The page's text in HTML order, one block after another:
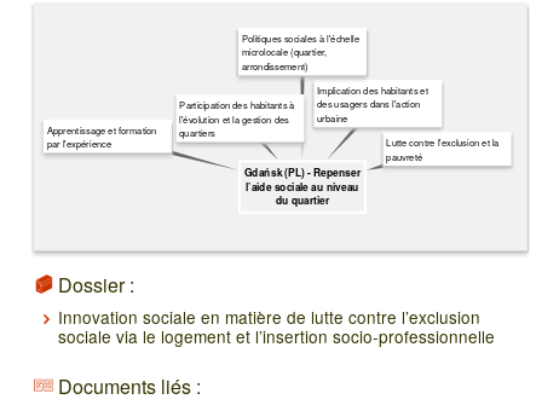
Gdańsk (PL) - Repenser
l’aide sociale au niveau
du quartier
Lutte contre l'exclusion et la
pauvreté
Implication des habitants et
des usagers dans l'action
urbaine
Politiques sociales à l'échelle
microlocale (quartier,
arrondissement)
Participation des habitants à
l'évolution et la gestion des
quartiers
Apprentissage et formation
par l'expérience
Dossier :
Innovation sociale en matière de lutte contre l’exclusion
sociale via le logement et l’insertion socio-professionnelle
Documents liés :